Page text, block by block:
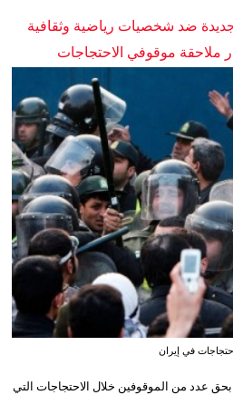
جديدة ضد شخصيات رياضية وثقافية
ملاحقة موقوفي الاحتجاجات
في إيران
بحق عدد من الموقوفين خلال الاحتجاجات التي